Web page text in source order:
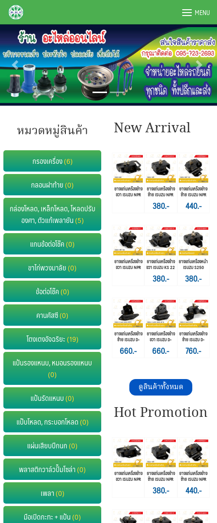
Skip
content
BRPAUTO.COM MENU
หมวดหมู่สินค้า
กรองเครื่อง(6)
กลอนฝาท้าย(0)
กล่องโหลด, เหล็กโหลด, โหลดปรับ
องศา, ตัวแก้เพลายัน(5)
แกนข้อต่อโช๊ค(0)
ขาไก่พวงมาลัย(0)
ข้อต่อโช๊ค(0)
คานคัสซี(0)
โตงเตงอัจฉริยะ(19)
แป้นรองแหนบ, หมอนรองแหนบ
(0)
แป้นรัดแหนบ(0)
แป๊บโหลด, กระบอกโหลด(0)
แผ่นเสียบปีกนก(0)
พลาสติกวาล์วปั๊มโซล่า(0)
เพลา(0)
มือเปิดกะทะ + แป้น(0)
New Arrival
ยางแท่นเครื่องข้าง
ขวา ISUZU NPR
ยางแท่นเครื่องข้าง
ซ้าย ISUZU NPR
380.-
ยางแท่นเครื่องข้าง
ซ้าย ISUZU NPR
440.-
ยางแท่นเครื่องข้าง
ขวา ISUZU NPR
ยางแท่นเครื่องข้าง
ขวา ISUZU KS 22
380.-
ยางแท่นเครื่องหน้า
ISUZU S250
380.-
ยางแท่นเครื่องข้าง
ซ้าย ISUZU D-
660.-
ยางแท่นเครื่องข้าง
ขวา ISUZU D-
660.-
ยางแท่นเครื่องข้าง
ซ้าย ISUZU D-
760.-
ดูสินค้าทั้งหมด
Hot Promotion
ยางแท่นเครื่องข้าง
ขวา ISUZU NPR
ยางแท่นเครื่องข้าง
ซ้าย ISUZU NPR
380.-
ยางแท่นเครื่องข้าง
ซ้าย ISUZU NPR
440.-